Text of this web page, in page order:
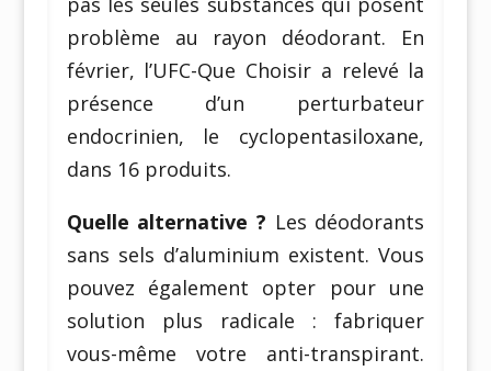
problème au rayon déodorant. En
février, l’UFC-Que Choisir a relevé la
présence d’un perturbateur
endocrinien, le cyclopentasiloxane,
dans 16 produits.
Quelle alternative ? Les déodorants
sans sels d’aluminium existent. Vous
pouvez également opter pour une
solution plus radicale : fabriquer
vous-même votre anti-transpirant.